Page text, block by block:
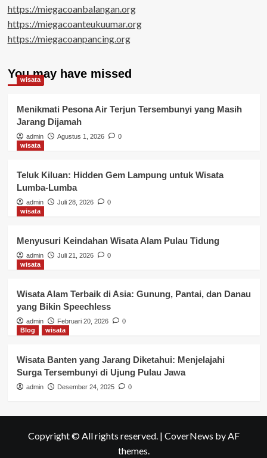
https://miegacoanbalangan.org
https://miegacoanteukuumar.org
https://miegacoanpancing.org
You may have missed
wisata
Menikmati Pesona Air Terjun Tersembunyi yang Masih
Jarang Dijamah
admin Agustus 1, 2026
0
wisata
Teluk Kiluan: Hidden Gem Lampung untuk Wisata
Lumba-Lumba
admin Juli 28, 2026
0
wisata
Menyusuri Keindahan Wisata Alam Pulau Tidung
admin Juli 21, 2026
0
wisata
Wisata Alam Terbaik di Asia: Gunung, Pantai, dan Danau
yang Bikin Speechless
admin Februari 20, 2026
0
Blog
wisata
Wisata Banten yang Jarang Diketahui: Menjelajahi
Surga Tersembunyi di Ujung Pulau Jawa
admin Desember 24, 2025 0
Copyright © All rights reserved. | CoverNews by AF
themes.